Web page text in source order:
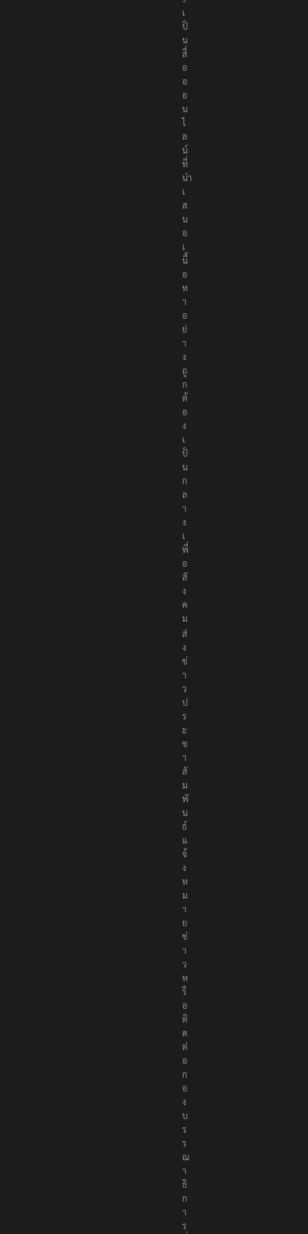
เ
ป็
น
สื่
อ
อ
อ
น
ไ
ล
น์
ที่
นำ
เ
ส
น
อ
เ
นื้
อ
ห
า
อ
ย่
า
ง
ถู
ก
ต้
อ
ง
เ
ป็
น
ก
ล
า
ง
เ
พื่
อ
สั
ง
ค
ม
ส่
ง
ข่
า
ว
ป
ร
ะ
ช
า
สั
ม
พั
น
ธ์
แ
จ้
ง
ห
ม
า
ย
ข่
า
ว
ห
รื
อ
ติ
ด
ต่
อ
ก
อ
ง
บ
ร
ร
ณ
า
ธิ
ก
า
ร